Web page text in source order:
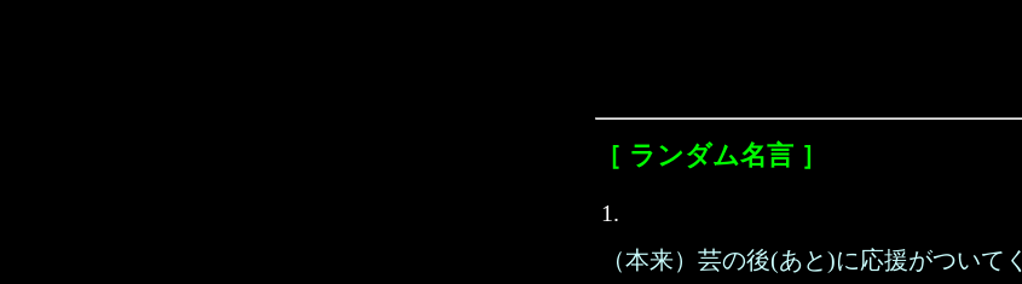
［ ランダム名言 ］
1.
（本来）芸の後(あと)に応援がついてく